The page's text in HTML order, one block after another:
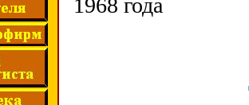
1968 года